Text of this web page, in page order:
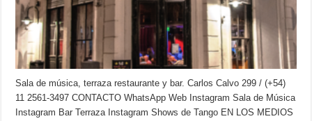
Sala de música, terraza restaurante y bar. Carlos Calvo 299 / (+54)
11 2561-3497 CONTACTO WhatsApp Web Instagram Sala de Música
Instagram Bar Terraza Instagram Shows de Tango EN LOS MEDIOS